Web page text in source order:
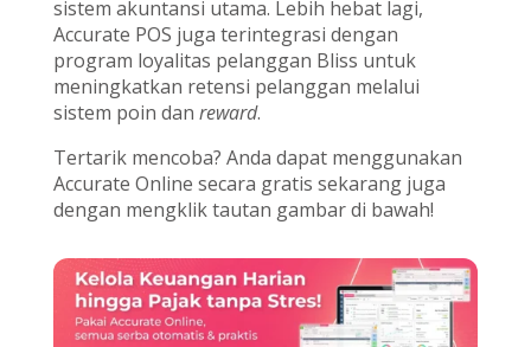
sistem akuntansi utama. Lebih hebat lagi,
Accurate POS juga terintegrasi dengan
program loyalitas pelanggan Bliss untuk
meningkatkan retensi pelanggan melalui
sistem poin dan reward.
Tertarik mencoba? Anda dapat menggunakan
Accurate Online secara gratis sekarang juga
dengan mengklik tautan gambar di bawah!